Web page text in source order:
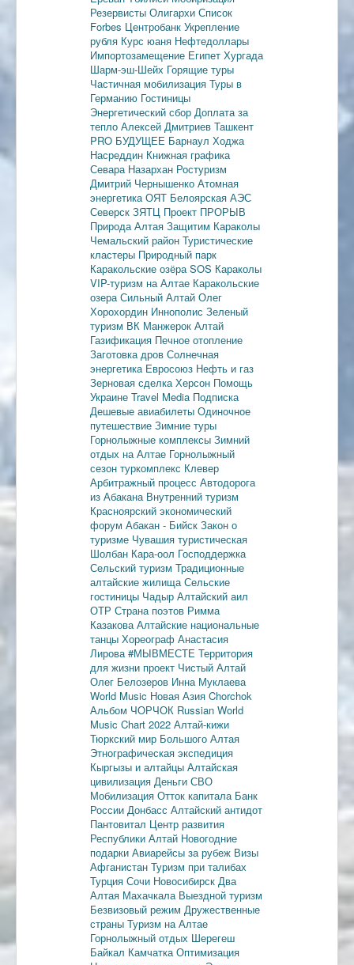
Резервисты Олигархи Список
Forbes Центробанк Укрепление
рубля Курс юаня Нефтедоллары
Импортозамещение Египет Хургада
Шарм-эш-Шейх Горящие туры
Частичная мобилизация Туры в
Германию Гостиницы
Энергетический сбор Доплата за
тепло Алексей Дмитриев Ташкент
PRO БУДУЩЕЕ Барнаул Ходжа
Насреддин Книжная графика
Севара Назархан Ростуризм
Дмитрий Чернышенко Атомная
энергетикаОЯТ Белоярская АЭС
Северск ЗЯТЦ Проект ПРОРЫВ
Природа Алтая Защитим Караколы
Чемальский район Туристические
кластеры Природный парк
Каракольские озёраSOS Караколы
VIP-туризм на Алтае Каракольские
озераСильный Алтай Олег
Хорохордин Иннополис Зеленый
туризм ВК Манжерок Алтай
Газификация Печное отопление
Заготовка дров Солнечная
энергетика Евросоюз Нефть и газ
Зерновая сделкаХерсон Помощь
Украине Travel Media Подписка
Дешевые авиабилеты Одиночное
путешествие Зимние туры
Горнолыжные комплексы Зимний
отдых на Алтае Горнолыжный
сезон туркомплекс Клевер
Арбитражный процесс Автодорога
из Абакана Внутренний туризм
Красноярский экономический
форум Абакан - Бийск Закон о
туризме Чувашия туристическая
Шолбан Кара-оол Господдержка
Сельский туризм Традиционные
алтайские жилищаСельские
гостиницы Чадыр Алтайский аил
ОТР Страна поэтов Римма
КазаковаАлтайские национальные
танцы Хореограф Анастасия
Лирова#МЫВМЕСТЕ Территория
для жизни проект Чистый Алтай
Олег Белозеров Инна Муклаева
World Music Новая Азия Chorchok
Альбом ЧОРЧОК Russian World
Music Chart 2022 Алтай-кижи
Тюркский мир Большого Алтая
Этнографическая экспедиция
Кыргызы и алтайцы Алтайская
цивилизация Деньги СВО
Мобилизация Отток капитала Банк
России Донбасс Алтайский антидот
Пантовитал Центр развития
Республики Алтай Новогодние
подарки Авиарейсы за рубеж Визы
Афганистан Туризм при талибах
Турция Сочи Новосибирск Два
Алтая Махачкала Выездной туризм
Безвизовый режим Дружественные
страны Туризм на Алтае
Горнолыжный отдых Шерегеш
Байкал КамчаткаОптимизация